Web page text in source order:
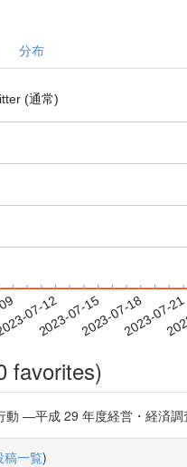
分布
(通常)
07-12
2023-07-152023-07-182023-07-21
favorites)
動 ―平成 29 年度経営・経済
稿一覧)